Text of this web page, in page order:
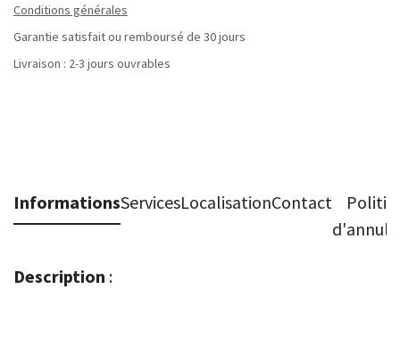
Conditions générales
Garantie satisfait ou remboursé de 30 jours
Livraison : 2-3 jours ouvrables
InformationsServicesLocalisationContact
Description :